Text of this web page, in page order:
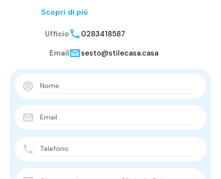
Scopri di più
Ufficio
0283418587
Email
sesto@stilecasa.casa